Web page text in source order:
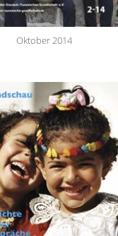
Oktober 2014